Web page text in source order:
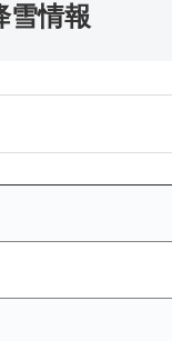
雪情報